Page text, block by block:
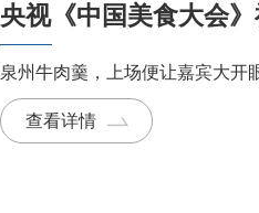
央视《中国美食大会
泉州牛肉羹，上场便让嘉宾大开
查看详情